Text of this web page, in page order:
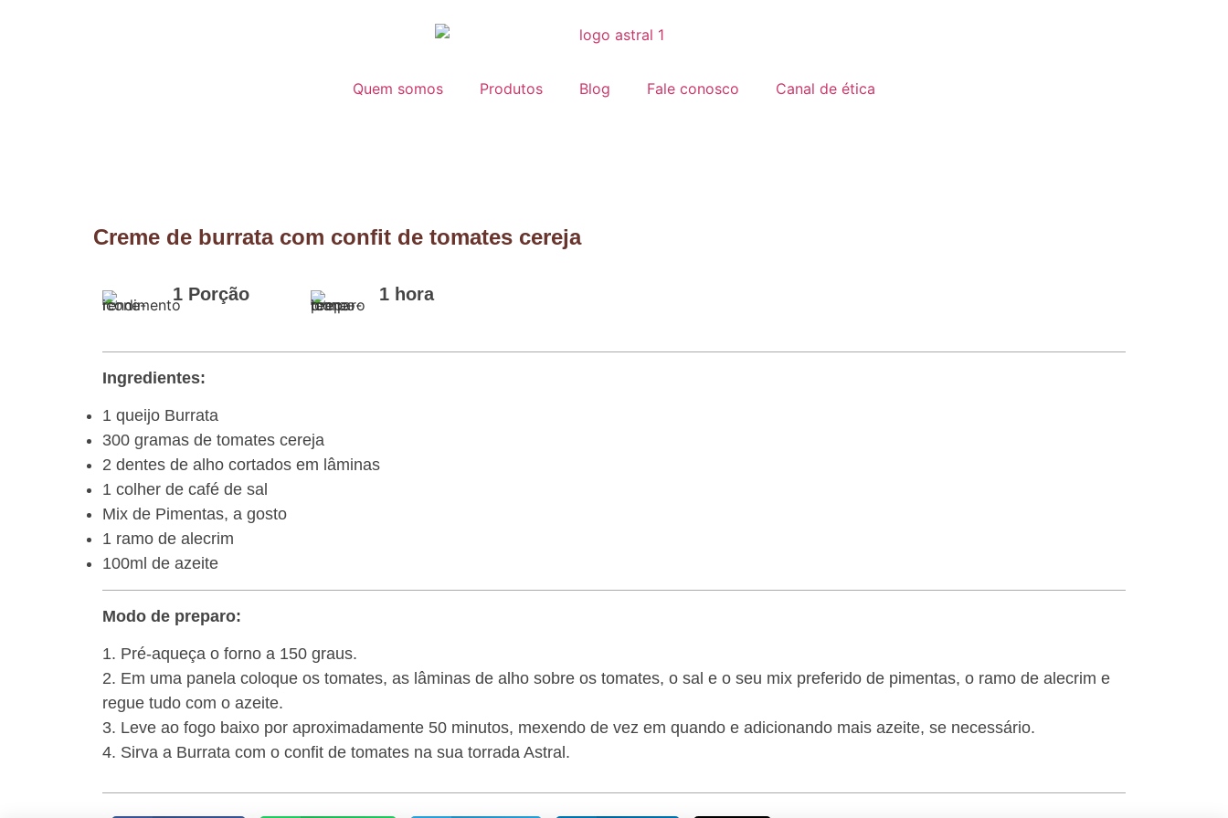
Quem somos Produtos Blog Fale conosco Canal de ética
Creme de burrata com confit de tomates cereja
1 Porção 1 hora
Ingredientes:
1 queijo Burrata
300 gramas de tomates cereja
2 dentes de alho cortados em lâminas
1 colher de café de sal
Mix de Pimentas, a gosto
1 ramo de alecrim
100ml de azeite
Modo de preparo:
1. Pré-aqueça o forno a 150 graus.
2. Em uma panela coloque os tomates, as lâminas de alho sobre os tomates, o sal e o seu mix preferido de pimentas, o ramo de alecrim e
regue tudo com o azeite.
3. Leve ao fogo baixo por aproximadamente 50 minutos, mexendo de vez em quando e adicionando mais azeite, se necessário.
4. Sirva a Burrata com o confit de tomates na sua torrada Astral.